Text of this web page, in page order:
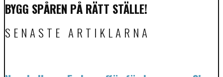
BYGG SPÅREN PÅ RÄTT STÄLLE!
SENASTE ARTIKLARNA